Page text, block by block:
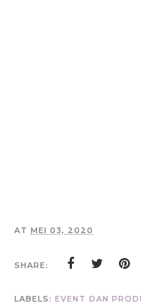
AT MEI 03, 2020
SHARE:
LABELS: EVENT DAN